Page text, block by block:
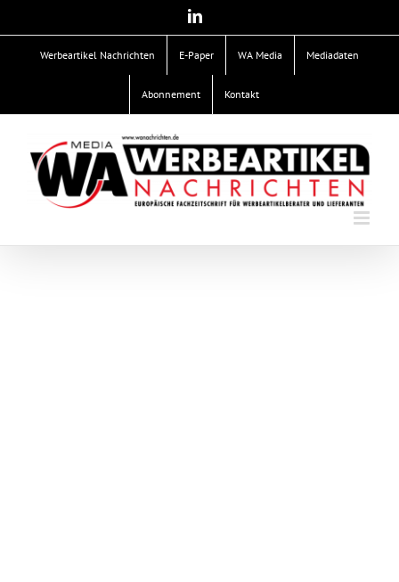
LinkedIn
Werbeartikel Nachrichten E-Paper WA Media Mediadaten
Abonnement Kontakt